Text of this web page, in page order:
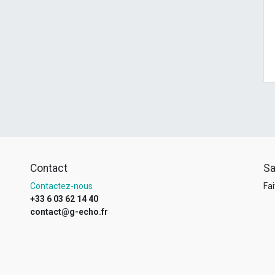
Contact
Contactez-nous
+33 6 03 62 14 40
contact@g-echo.fr